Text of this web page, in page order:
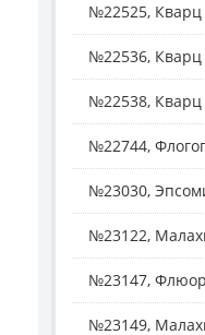
№22525,
№22536, Кварц
№22538, Кварц
№22744,
№23030,
№23122,
№23147,
№23149,